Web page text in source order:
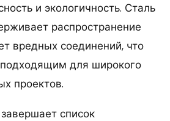
и экологичность. Сталь
распространение
вредных соединений, что
для широкого
проектов.
список